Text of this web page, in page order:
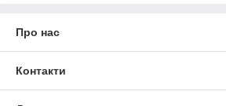
Про нас
Контакти